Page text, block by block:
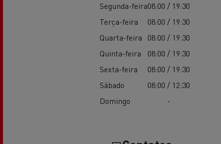
Segunda-feira08:00 / 19:30
Terça-feira
08:00 / 19:30
Quarta-feira
08:00 / 19:30
Quinta-feira
08:00 / 19:30
Sexta-feira
08:00 / 19:30
Sábado
08:00 / 12:30
Domingo
-